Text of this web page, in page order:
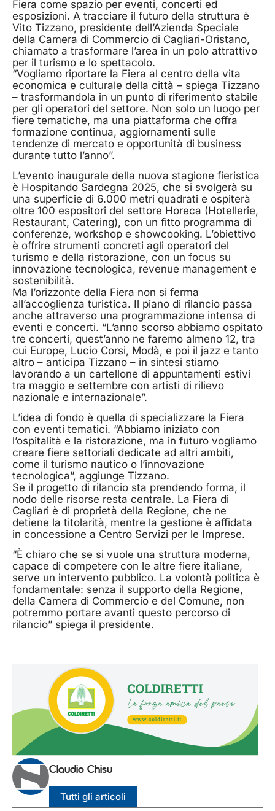
Fiera come spazio per eventi, concerti ed
esposizioni. A tracciare il futuro della struttura è
Vito Tizzano, presidente dell’Azienda Speciale
della Camera di Commercio di Cagliari-Oristano,
chiamato a trasformare l’area in un polo attrattivo
per il turismo e lo spettacolo.
“Vogliamo riportare la Fiera al centro della vita
economica e culturale della città – spiega Tizzano
– trasformandola in un punto di riferimento stabile
per gli operatori del settore. Non solo un luogo per
fiere tematiche, ma una piattaforma che offra
formazione continua, aggiornamenti sulle
tendenze di mercato e opportunità di business
durante tutto l’anno”.
L’evento inaugurale della nuova stagione fieristica
è Hospitando Sardegna 2025, che si svolgerà su
una superficie di 6.000 metri quadrati e ospiterà
oltre 100 espositori del settore Horeca (Hotellerie,
Restaurant, Catering), con un fitto programma di
conferenze, workshop e showcooking. L’obiettivo
è offrire strumenti concreti agli operatori del
turismo e della ristorazione, con un focus su
innovazione tecnologica, revenue management e
sostenibilità.
Ma l’orizzonte della Fiera non si ferma
all’accoglienza turistica. Il piano di rilancio passa
anche attraverso una programmazione intensa di
eventi e concerti. “L’anno scorso abbiamo ospitato
tre concerti, quest’anno ne faremo almeno 12, tra
cui Europe, Lucio Corsi, Modà, e poi il jazz e tanto
altro – anticipa Tizzano – in sintesi stiamo
lavorando a un cartellone di appuntamenti estivi
tra maggio e settembre con artisti di rilievo
nazionale e internazionale”.
L’idea di fondo è quella di specializzare la Fiera
con eventi tematici. “Abbiamo iniziato con
l’ospitalità e la ristorazione, ma in futuro vogliamo
creare fiere settoriali dedicate ad altri ambiti,
come il turismo nautico o l’innovazione
tecnologica”, aggiunge Tizzano.
Se il progetto di rilancio sta prendendo forma, il
nodo delle risorse resta centrale. La Fiera di
Cagliari è di proprietà della Regione, che ne
detiene la titolarità, mentre la gestione è affidata
in concessione a Centro Servizi per le Imprese.
“È chiaro che se si vuole una struttura moderna,
capace di competere con le altre fiere italiane,
serve un intervento pubblico. La volontà politica è
fondamentale: senza il supporto della Regione,
della Camera di Commercio e del Comune, non
potremmo portare avanti questo percorso di
rilancio” spiega il presidente.
Claudio Chisu
Tutti gli articoli